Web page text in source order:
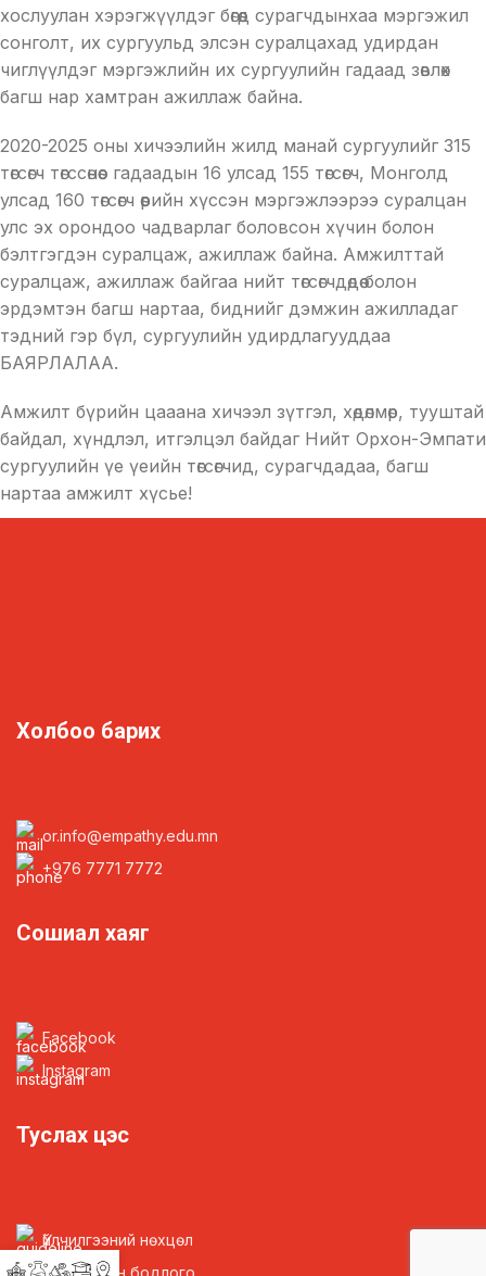
хослуулан хэрэгжүүлдэг бөгөөд сурагчдынхаа мэргэжил
сонголт, их сургуульд элсэн суралцахад удирдан
чиглүүлдэг мэргэжлийн их сургуулийн гадаад зөвлөх
багш нар хамтран ажиллаж байна.
2020-2025 оны хичээлийн жилд манай сургуулийг 315
төгсөгч төгссөнөөс гадаадын 16 улсад 155 төгсөгч, Монголд
улсад 160 төгсөгч өөрийн хүссэн мэргэжлээрээ суралцан
улс эх орондоо чадварлаг боловсон хүчин болон
бэлтгэгдэн суралцаж, ажиллаж байна. Амжилттай
суралцаж, ажиллаж байгаа нийт төгсөгчдөдөө болон
эрдэмтэн багш нартаа, биднийг дэмжин ажилладаг
тэдний гэр бүл, сургуулийн удирдлагууддаа
БАЯРЛАЛАА.
Амжилт бүрийн цааана хичээл зүтгэл, хөдөлмөр, тууштай
байдал, хүндлэл, итгэлцэл байдаг Нийт Орхон-Эмпати
сургуулийн үе үеийн төгсөгчид, сурагчдадаа, багш
нартаа амжилт хүсье!
Холбоо барих
or.info@empathy.edu.mn
+976 7771 7772
Сошиал хаяг
Facebook
Instagram
Туслах цэс
Үйлчилгээний нөхцөл
Нууцлалын бодлого